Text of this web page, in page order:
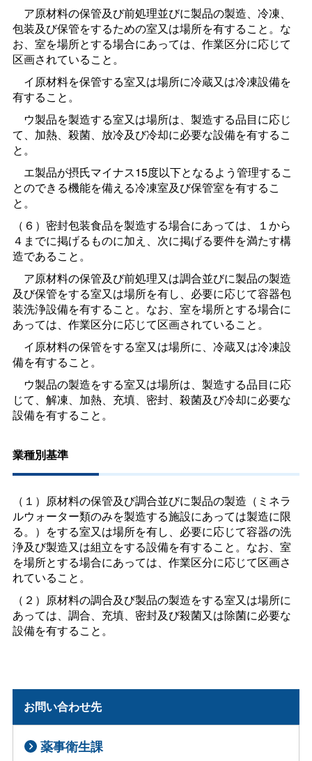
ア原材料の保管及び前処理並びに製品の製造、冷凍、
包装及び保管をするための室又は場所を有すること。な
お、室を場所とする場合にあっては、作業区分に応じて
区画されていること。
イ原材料を保管する室又は場所に冷蔵又は冷凍設備を
有すること。
ウ製品を製造する室又は場所は、製造する品目に応じ
て、加熱、殺菌、放冷及び冷却に必要な設備を有するこ
と。
エ製品が摂氏マイナス15度以下となるよう管理するこ
とのできる機能を備える冷凍室及び保管室を有するこ
と。
（６）密封包装食品を製造する場合にあっては、１から
４までに掲げるものに加え、次に掲げる要件を満たす構
造であること。
ア原材料の保管及び前処理又は調合並びに製品の製造
及び保管をする室又は場所を有し、必要に応じて容器包
装洗浄設備を有すること。なお、室を場所とする場合に
あっては、作業区分に応じて区画されていること。
イ原材料の保管をする室又は場所に、冷蔵又は冷凍設
備を有すること。
ウ製品の製造をする室又は場所は、製造する品目に応
じて、解凍、加熱、充填、密封、殺菌及び冷却に必要な
設備を有すること。
業種別基準
（１）原材料の保管及び調合並びに製品の製造（ミネラ
ルウォーター類のみを製造する施設にあっては製造に限
る。）をする室又は場所を有し、必要に応じて容器の洗
浄及び製造又は組立をする設備を有すること。なお、室
を場所とする場合にあっては、作業区分に応じて区画さ
れていること。
（２）原材料の調合及び製品の製造をする室又は場所に
あっては、調合、充填、密封及び殺菌又は除菌に必要な
設備を有すること。
お問い合わせ先
薬事衛生課